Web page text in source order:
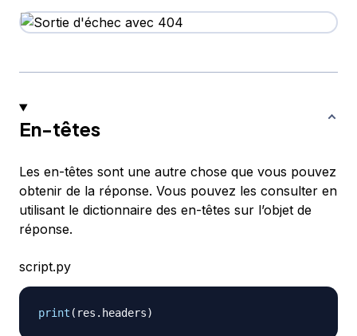
En-têtes
Les en-têtes sont une autre chose que vous pouvez
obtenir de la réponse. Vous pouvez les consulter en
utilisant le dictionnaire des en-têtes sur l’objet de
réponse.
script.py
print ( res . headers)